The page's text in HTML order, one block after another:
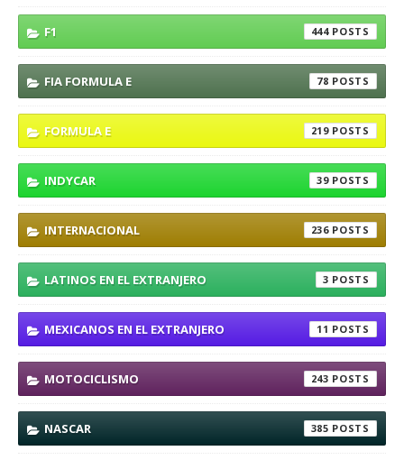
F1 444
FIA FORMULA E 78
FORMULA E 219
INDYCAR 39
INTERNACIONAL 236
LATINOS EN EL EXTRANJERO 3
MEXICANOS EN EL EXTRANJERO 11
MOTOCICLISMO 243
NASCAR 385